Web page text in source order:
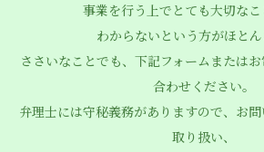
事業を行う上でとても大切なこ
わからないという方がほとん
ささいなことでも、下記フォームまたは
合わせください。
弁理士には守秘義務がありますので、お
取り扱い、